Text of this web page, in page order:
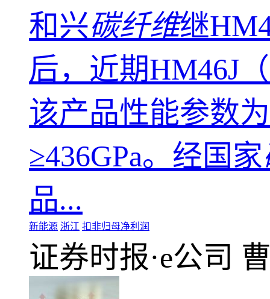
和兴碳纤维继
后，近期HM46J
该产品性能参数
≥436GPa。经国家
品...
新能源 浙江 扣非归母净利润
证券时报·e公司